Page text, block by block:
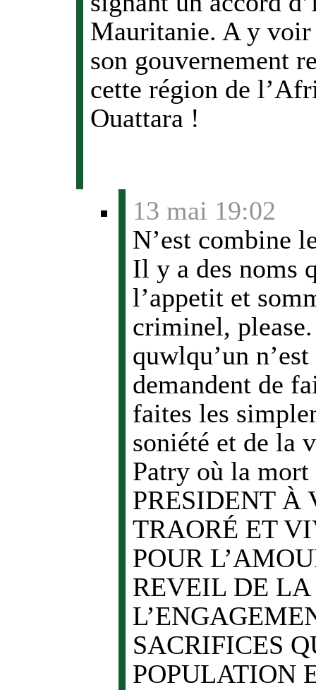
Mauritanie. A y
son gouvernement
cette région de
Ouattara !
13 mai 19:02
N’est combine
Il y a des noms
l’appetit et
criminel,
quwlqu’un
demandent de
faites les
soniété et de la
Patry où la
PRESIDENT
TRAORÉ ET
POUR
REVEIL DE LA
SACRIFICES
POPULATION